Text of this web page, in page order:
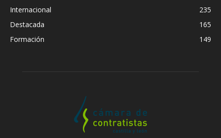
Internacional
235
Destacada
165
Formación
149